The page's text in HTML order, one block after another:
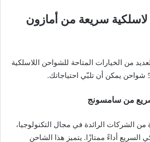
سريعة من أمازون
من الخيارات المتاحة للشواحن اللاسلكية
الشركات الرائدة في مجال التكنولوجيا،
السريع أداءً ممتازًا. يتميز هذا الشاحن